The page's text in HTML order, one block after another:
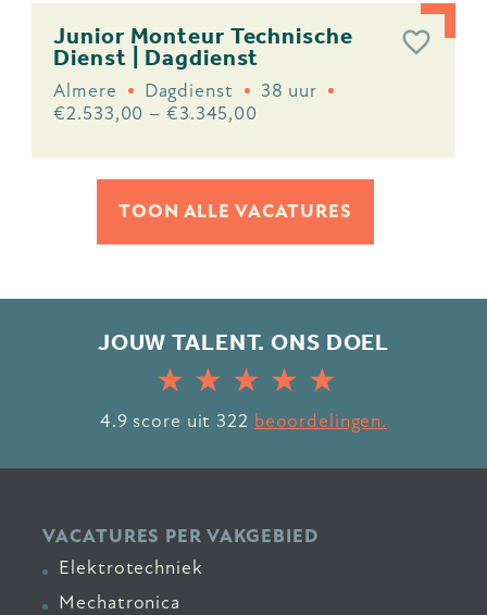
Junior Monteur Technische
Dienst | Dagdienst
Almere Dagdienst
38 uur
€2.533,00 – €3.345,00
TOON ALLE VACATURES
JOUW TALENT. ONS DOEL
4.9 score uit 322 beoordelingen.
VACATURES PER VAKGEBIED
Elektrotechniek
Mechatronica